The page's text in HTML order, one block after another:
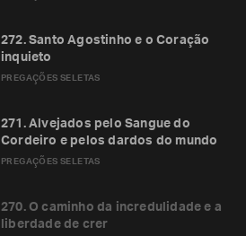
PREGAÇÕES SELETAS
272. Santo Agostinho e o Coração
inquieto
PREGAÇÕES SELETAS
271. Alvejados pelo Sangue do
Cordeiro e pelos dardos do mundo
270. O caminho da incredulidade e a
liberdade de crer